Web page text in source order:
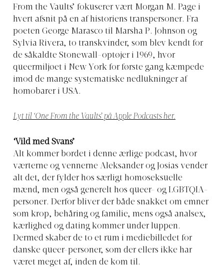
From the Vaults’ fokuserer vært Morgan M. Page i
hvert afsnit på en af historiens transpersoner. Fra
poeten George Marasco til Marsha P. Johnson og
Sylvia Rivera, to transkvinder, som blev kendt for
de såkaldte Stonewall-optøjer i 1969, hvor
queermiljøet i New York for første gang kæmpede
imod de mange systematiske nedlukninger af
homobarer i USA.
Lyt til ‘One From the Vaults’ på Apple Podcasts her.
‘Vild med Svans’
Alt kommer bordet i denne ærlige podcast, hvor
værterne og vennerne Aleksander og Josias vender
alt det, der fylder hos særligt homoseksuelle
mænd, men også generelt hos queer- og LGBTQIA-
personer. Derfor bliver der både snakket om emner
som krop, behåring og familie, mens også analsex,
kærlighed og dating kommer under luppen.
Dermed skaber de to et rum i mediebilledet for
danske queer-personer, som der ellers ikke har
været meget af, inden de kom til.